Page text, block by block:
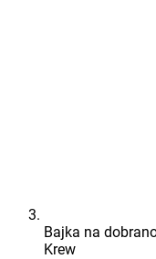
Bajka na
Krew